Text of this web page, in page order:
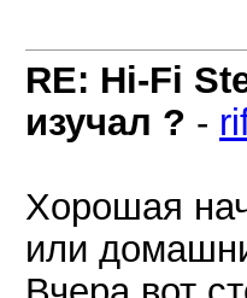
RE: Hi-Fi
изучал ? -
Хорошая
или